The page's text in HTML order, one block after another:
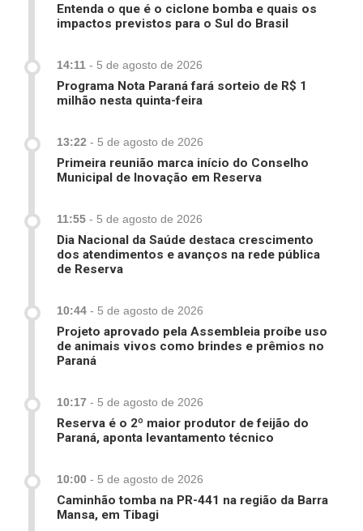
Entenda o que é o ciclone bomba e quais os
impactos previstos para o Sul do Brasil
14:11 - 5 de agosto de 2026
Programa Nota Paraná fará sorteio de R$ 1
milhão nesta quinta-feira
13:22 - 5 de agosto de 2026
Primeira reunião marca início do Conselho
Municipal de Inovação em Reserva
11:55 - 5 de agosto de 2026
Dia Nacional da Saúde destaca crescimento
dos atendimentos e avanços na rede pública
de Reserva
10:44 - 5 de agosto de 2026
Projeto aprovado pela Assembleia proíbe uso
de animais vivos como brindes e prêmios no
Paraná
10:17 - 5 de agosto de 2026
Reserva é o 2º maior produtor de feijão do
Paraná, aponta levantamento técnico
10:00 - 5 de agosto de 2026
Caminhão tomba na PR-441 na região da Barra
Mansa, em Tibagi